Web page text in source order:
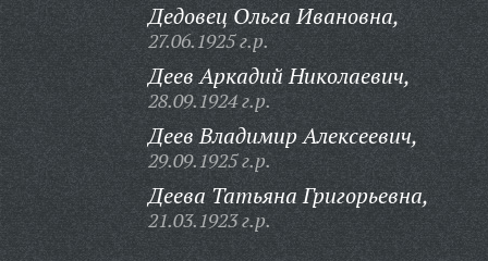
Дедовец Ольга Ивановна,
27.06.1925 г.р.
Деев Аркадий Николаевич,
28.09.1924 г.р.
Деев Владимир Алексеевич,
29.09.1925 г.р.
Деева Татьяна Григорьевна,
21.03.1923 г.р.